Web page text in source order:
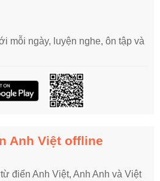
mỗi ngày, luyện nghe, ôn tập và
Anh Việt offline
điển Anh Việt, Anh Anh và Việt